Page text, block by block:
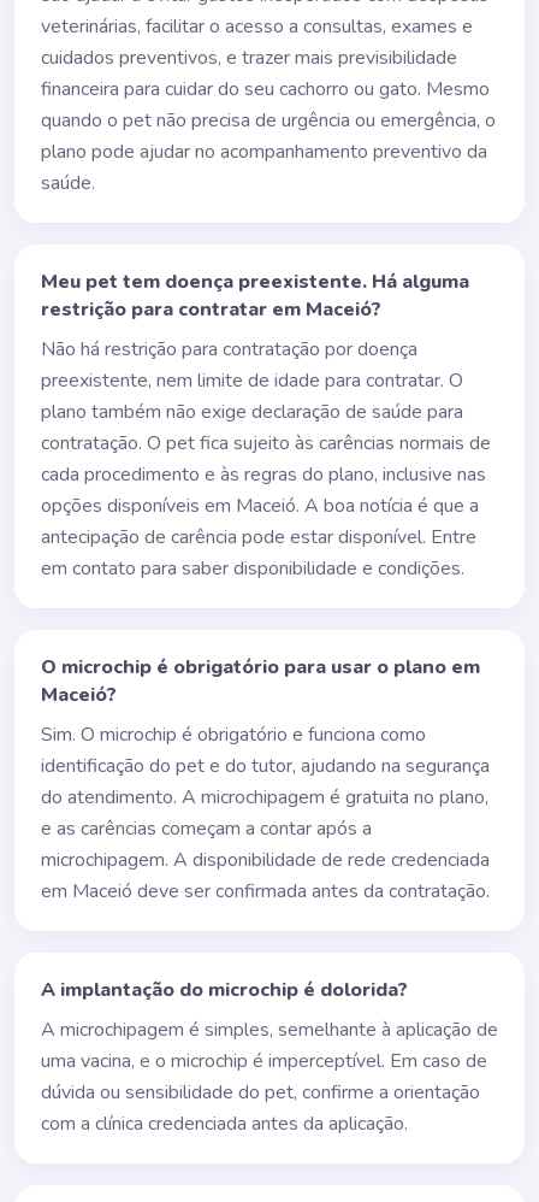
veterinárias, facilitar o acesso a consultas, exames e
cuidados preventivos, e trazer mais previsibilidade
financeira para cuidar do seu cachorro ou gato. Mesmo
quando o pet não precisa de urgência ou emergência, o
plano pode ajudar no acompanhamento preventivo da
saúde.
Meu pet tem doença preexistente. Há alguma
restrição para contratar em Maceió?
Não há restrição para contratação por doença
preexistente, nem limite de idade para contratar. O
plano também não exige declaração de saúde para
contratação. O pet fica sujeito às carências normais de
cada procedimento e às regras do plano, inclusive nas
opções disponíveis em Maceió. A boa notícia é que a
antecipação de carência pode estar disponível. Entre
em contato para saber disponibilidade e condições.
O microchip é obrigatório para usar o plano em
Maceió?
Sim. O microchip é obrigatório e funciona como
identificação do pet e do tutor, ajudando na segurança
do atendimento. A microchipagem é gratuita no plano,
e as carências começam a contar após a
microchipagem. A disponibilidade de rede credenciada
em Maceió deve ser confirmada antes da contratação.
A implantação do microchip é dolorida?
A microchipagem é simples, semelhante à aplicação de
uma vacina, e o microchip é imperceptível. Em caso de
dúvida ou sensibilidade do pet, confirme a orientação
com a clínica credenciada antes da aplicação.